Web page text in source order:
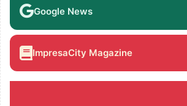
Google News
ImpresaCity Magazine